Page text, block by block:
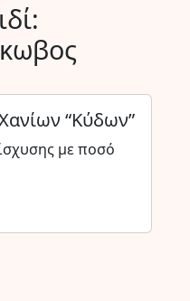
“Κύδων”
με ποσό